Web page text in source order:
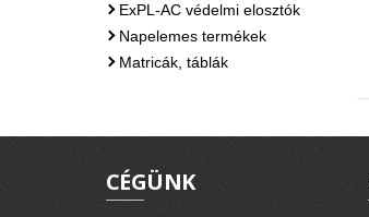
ExPL-AC védelmi elosztók
Napelemes termékek
Matricák, táblák
CÉGÜNK